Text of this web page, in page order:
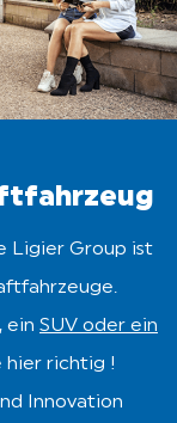
Ligier Group ist
ein SUV oder ein
hier richtig !
Innovation